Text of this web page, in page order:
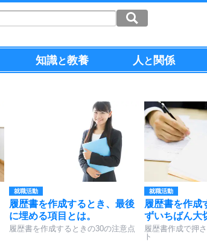
知識と教養 人と 関係
就職活動
履歴書を作成するとき、最後
に埋める項目とは。
履歴書を作成するときの30の注意点
就職活動
履歴書を作成
ずいちばん大
履歴書作成で押
ト